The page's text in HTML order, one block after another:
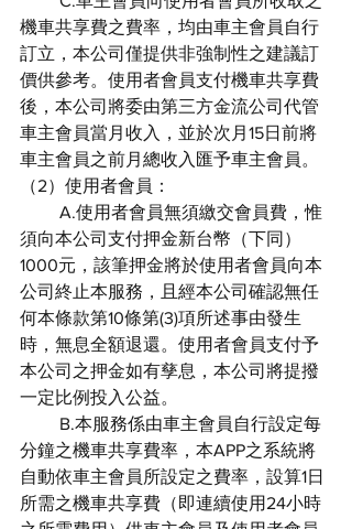
機車共享費之費率，均由車主會員自行
訂立，本公司僅提供非強制性之建議訂
價供參考。使用者會員支付機車共享費
後，本公司將委由第三方金流公司代管
車主會員當月收入，並於次月15日前將
車主會員之前月總收入匯予車主會員。
（2）使用者會員：
須向本公司支付押金新台幣（下同）
1000元，該筆押金將於使用者會員向本
公司終止本服務，且經本公司確認無任
何本條款第10條第(3)項所述事由發生
時，無息全額退還。使用者會員支付予
本公司之押金如有孳息，本公司將提撥
一定比例投入公益。
分鐘之機車共享費率，本APP之系統將
自動依車主會員所設定之費率，設算1日
所需之機車共享費（即連續使用24小時